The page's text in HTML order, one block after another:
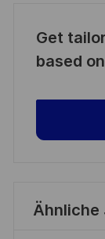
Get
based
Ähnliche